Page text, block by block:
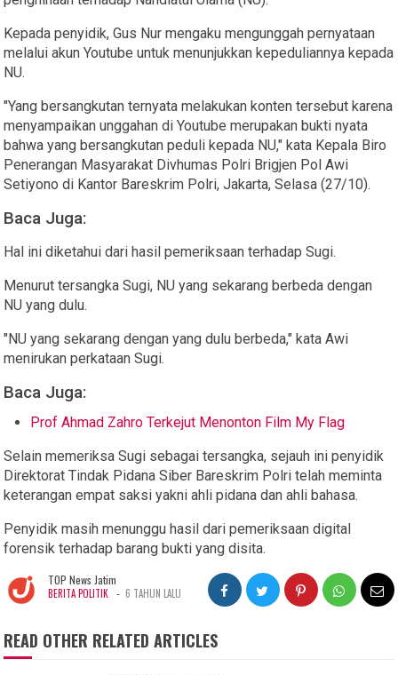
Kepada penyidik, Gus Nur mengaku mengunggah pernyataan
melalui akun Youtube untuk menunjukkan kepeduliannya kepada
NU.
"Yang bersangkutan ternyata melakukan konten tersebut karena
menyampaikan unggahan di Youtube merupakan bukti nyata
bahwa yang bersangkutan peduli kepada NU," kata Kepala Biro
Penerangan Masyarakat Divhumas Polri Brigjen Pol Awi
Setiyono di Kantor Bareskrim Polri, Jakarta, Selasa (27/10).
Baca Juga:
Hal ini diketahui dari hasil pemeriksaan terhadap Sugi.
Menurut tersangka Sugi, NU yang sekarang berbeda dengan
NU yang dulu.
"NU yang sekarang dengan yang dulu berbeda," kata Awi
menirukan perkataan Sugi.
Baca Juga:
Prof Ahmad Zahro Terkejut Menonton Film My Flag
Selain memeriksa Sugi sebagai tersangka, sejauh ini penyidik
Direktorat Tindak Pidana Siber Bareskrim Polri telah meminta
keterangan empat saksi yakni ahli pidana dan ahli bahasa.
Penyidik masih menunggu hasil dari pemeriksaan digital
forensik terhadap barang bukti yang disita.
TOP News Jatim
BERITA POLITIK - 6 TAHUN LALU
READ OTHER RELATED ARTICLES